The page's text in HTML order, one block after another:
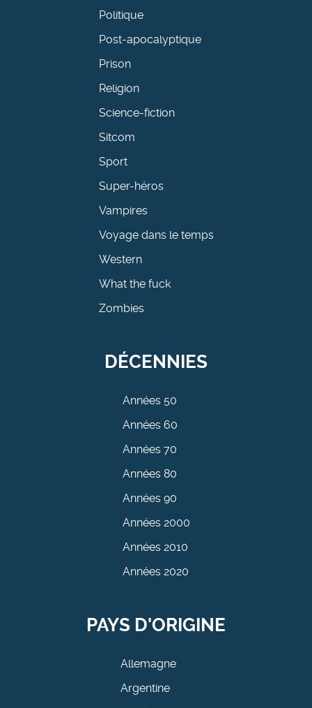
Politique
Post-apocalyptique
Prison
Religion
Science-fiction
Sitcom
Sport
Super-héros
Vampires
Voyage dans le temps
Western
What the fuck
Zombies
DÉCENNIES
Années 50
Années 60
Années 70
Années 80
Années 90
Années 2000
Années 2010
Années 2020
PAYS D'ORIGINE
Allemagne
Argentine